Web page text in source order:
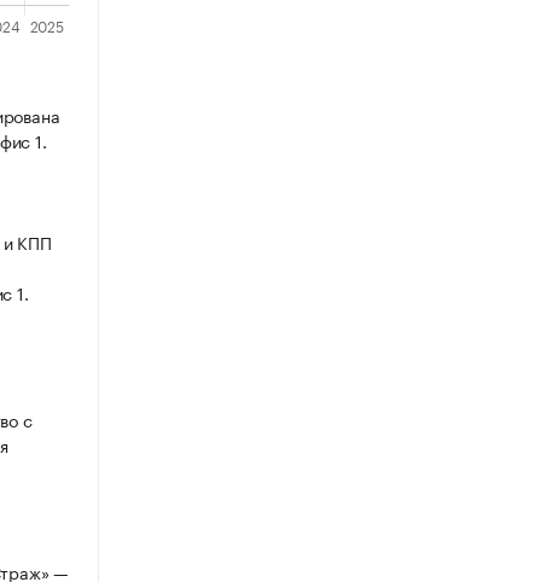
1.
и КПП
1.
с
—